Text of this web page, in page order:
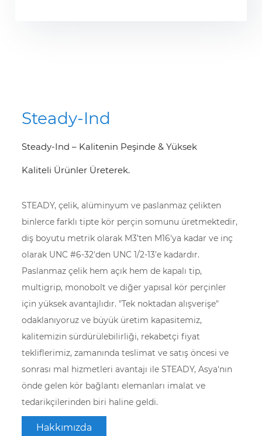
Steady-Ind
Steady-Ind – Kalitenin Peşinde & Yüksek
Kaliteli Ürünler Üreterek.
STEADY, çelik, alüminyum ve paslanmaz çelikten
binlerce farklı tipte kör perçin somunu üretmektedir,
diş boyutu metrik olarak M3’ten M16'ya kadar ve inç
olarak UNC #6-32'den UNC 1/2-13'e kadardır.
Paslanmaz çelik hem açık hem de kapalı tip,
multigrip, monobolt ve diğer yapısal kör perçinler
için yüksek avantajlıdır. "Tek noktadan alışverişe"
odaklanıyoruz ve büyük üretim kapasitemiz,
kalitemizin sürdürülebilirliği, rekabetçi fiyat
tekliflerimiz, zamanında teslimat ve satış öncesi ve
sonrası mal hizmetleri avantajı ile STEADY, Asya'nın
önde gelen kör bağlantı elemanları imalat ve
tedarikçilerinden biri haline geldi.
Hakkımızda